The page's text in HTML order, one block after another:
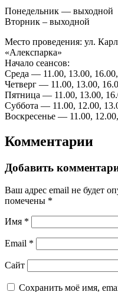
Понедельник — выходной
Вторник – выходной
Место проведения: ул.
«Алекспарка»
Начало сеансов:
Среда — 11.00, 13.00,
Четверг — 11.00, 13.00,
Пятница — 11.00, 13.00,
Суббота — 11.00, 12.00,
Воскресенье — 11.00,
Комментарии
Добавить
Ваш адрес email не будет
помечены *
Имя *
Email *
Сайт
Сохранить моё имя,